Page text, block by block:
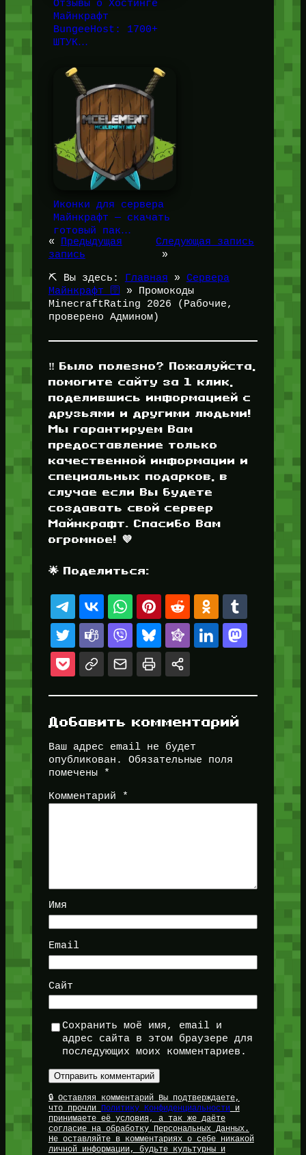
Отзывы о Хостинге
Майнкрафт
BungeeHost: 1700+
ШТУК…
Иконки для сервера
Майнкрафт — скачать
готовый пак…
«
Предыдущая
запись
Следующая запись
»
⛏️ Вы здесь: Главная » Сервера
Майнкрафт 🛜
»
Промокоды
MinecraftRating 2026 (Рабочие,
проверено Админом)
‼️ Было полезно? Пожалуйста,
помогите сайту за 1 клик,
поделившись информацией с
друзьями и другими людьми!
Мы гарантируем Вам
предоставление только
качественной информации и
специальных подарков, в
случае если Вы будете
создавать свой сервер
Майнкрафт. Спасибо Вам
огромное! 💜
🌟 Поделиться:
Добавить комментарий
Ваш адрес email не будет
опубликован.
Обязательные поля
помечены
*
Комментарий *
Имя
Email
Сайт
Сохранить моё имя, email и
адрес сайта в этом браузере для
последующих моих комментариев.
🔒 Оставляя комментарий Вы подтверждаете,
что прочли Политику Конфиденциальностии
принимаете её условия, а так же даёте
согласие на обработку Персональных Данных.
Не оставляйте в комментариях о себе никакой
личной информации, будьте культурны и